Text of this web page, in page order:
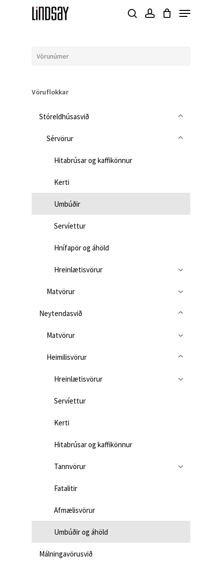
Menu
Vöruflokkar
Stóreldhúsasvið
Sérvörur
Hitabrúsar og kaffikönnur
Kerti
Umbúðir
Servíettur
Hnífapör og áhöld
Hreinlætisvörur
Matvörur
Neytendasvið
Matvörur
Heimilisvörur
Hreinlætisvörur
Servíettur
Kerti
Hitabrúsar og kaffikönnur
Tannvörur
Fatalitir
Afmælisvörur
Umbúðir og áhöld
Málningavörusvið